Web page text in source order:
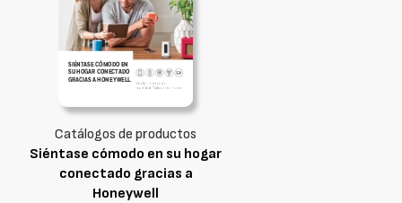
Catálogos de productos
Siéntase cómodo en su hogar
conectado gracias a
Honeywell